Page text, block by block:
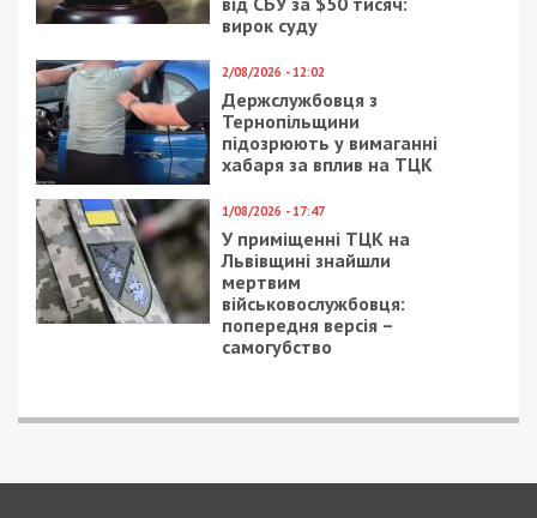
рагу. Оставшуюся часть бутылки
замотать в пищевую пленку или
обычный полиэтиленовый пакет – и
никаких лишних запахов в морозилке.
Если вы приготовили слишком много
риса для салата, его тоже можно
спокойно себе заморозить и
использовать в следующий раз. Просто
разогрейте его в микроволновой печи.
Он будет, как свежий.